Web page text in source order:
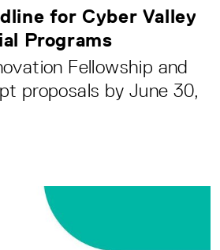
for Cyber Valley
Programs
Fellowship and
proposals by June 30,